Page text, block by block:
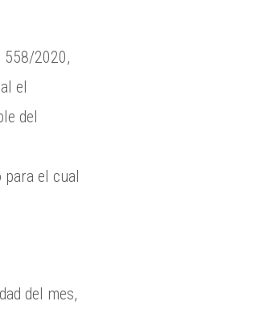
558/2020,
el
del
el cual
del mes,